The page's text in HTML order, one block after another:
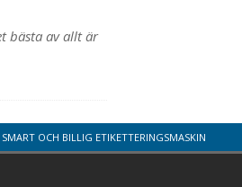
bästa av allt är
SMART OCH BILLIG ETIKETTERINGSMASKIN